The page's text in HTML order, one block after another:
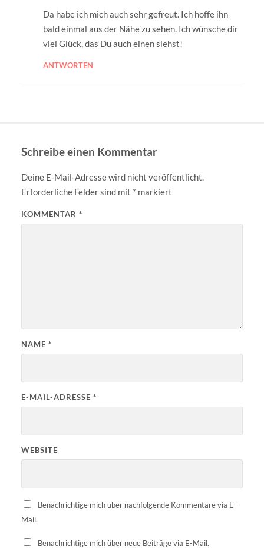
Da habe ich mich auch sehr gefreut. Ich hoffe ihn
bald einmal aus der Nähe zu sehen. Ich wünsche dir
viel Glück, das Du auch einen siehst!
ANTWORTEN
Schreibe einen Kommentar
Deine E-Mail-Adresse wird nicht veröffentlicht.
Erforderliche Felder sind mit * markiert
KOMMENTAR *
NAME *
E-MAIL-ADRESSE *
WEBSITE
Benachrichtige mich über nachfolgende Kommentare via E-
Mail.
Benachrichtige mich über neue Beiträge via E-Mail.